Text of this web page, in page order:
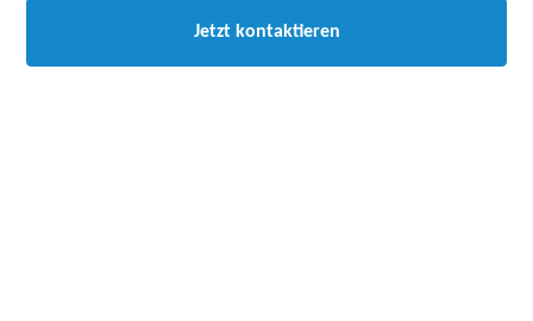
Jetzt kontaktieren